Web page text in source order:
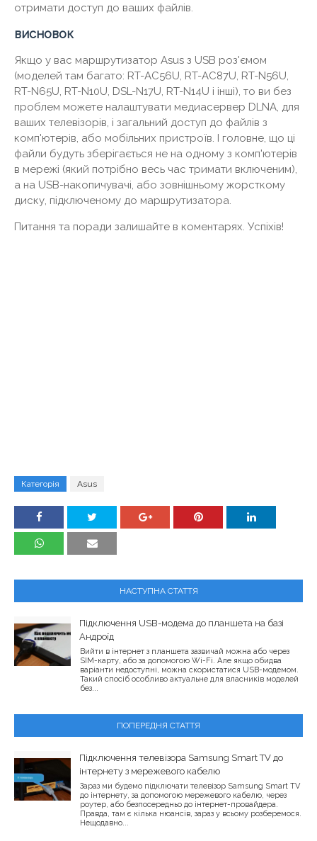
отримати доступ до ваших файлів.
висновок
Якщо у вас маршрутизатор Asus з USB роз'ємом
(моделей там багато: RT-AC56U, RT-AC87U, RT-N56U,
RT-N65U, RT-N10U, DSL-N17U, RT-N14U і інші), то ви без
проблем можете налаштувати медиасервер DLNA, для
ваших телевізорів, і загальний доступ до файлів з
комп'ютерів, або мобільних пристроїв. І головне, що ці
файли будуть зберігається не на одному з комп'ютерів
в мережі (який потрібно весь час тримати включеним),
а на USB-накопичувачі, або зовнішньому жорсткому
диску, підключеному до маршрутизатора.
Питання та поради залишайте в коментарях. Успіхів!
Категорія Asus
НАСТУПНА СТАТТЯ
Підключення USB-модема до планшета на базі
Андроїд
Вийти в інтернет з планшета зазвичай можна або через
SIM-карту, або за допомогою Wi-Fi. Але якщо обидва
варіанти недоступні, можна скористатися USB-модемом.
Такий спосіб особливо актуальне для власників моделей
без...
ПОПЕРЕДНЯ СТАТТЯ
Підключення телевізора Samsung Smart TV до
інтернету з мережевого кабелю
Зараз ми будемо підключати телевізор Samsung Smart TV
до інтернету, за допомогою мережевого кабелю, через
роутер, або безпосередньо до інтернет-провайдера.
Правда, там є кілька нюансів, зараз у всьому розберемося.
Нещодавно...